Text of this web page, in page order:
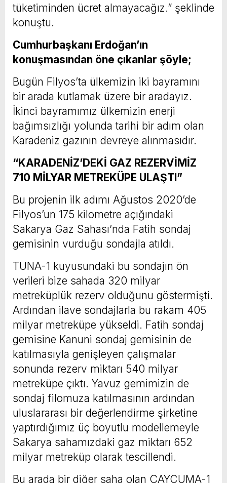
tüketiminden ücret almayacağız.” şeklinde
konuştu.
Cumhurbaşkanı Erdoğan’ın
konuşmasından öne çıkanlar şöyle;
Bugün Filyos’ta ülkemizin iki bayramını
bir arada kutlamak üzere bir aradayız.
İkinci bayramımız ülkemizin enerji
bağımsızlığı yolunda tarihi bir adım olan
Karadeniz gazının devreye alınmasıdır.
“KARADENİZ’DEKİ GAZ REZERVİMİZ
710 MİLYAR METREKÜPE ULAŞTI”
Bu projenin ilk adımı Ağustos 2020’de
Filyos’un 175 kilometre açığındaki
Sakarya Gaz Sahası’nda Fatih sondaj
gemisinin vurduğu sondajla atıldı.
TUNA-1 kuyusundaki bu sondajın ön
verileri bize sahada 320 milyar
metreküplük rezerv olduğunu göstermişti.
Ardından ilave sondajlarla bu rakam 405
milyar metreküpe yükseldi. Fatih sondaj
gemisine Kanuni sondaj gemisinin de
katılmasıyla genişleyen çalışmalar
sonunda rezerv miktarı 540 milyar
metreküpe çıktı. Yavuz gemimizin de
sondaj filomuza katılmasının ardından
uluslararası bir değerlendirme şirketine
yaptırdığımız üç boyutlu modellemeyle
Sakarya sahamızdaki gaz miktarı 652
milyar metreküp olarak tescillendi.
Bu arada bir diğer saha olan ÇAYCUMA-1